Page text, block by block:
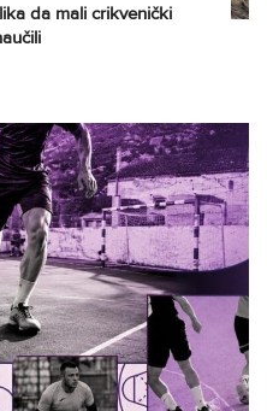
da mali crikvenički